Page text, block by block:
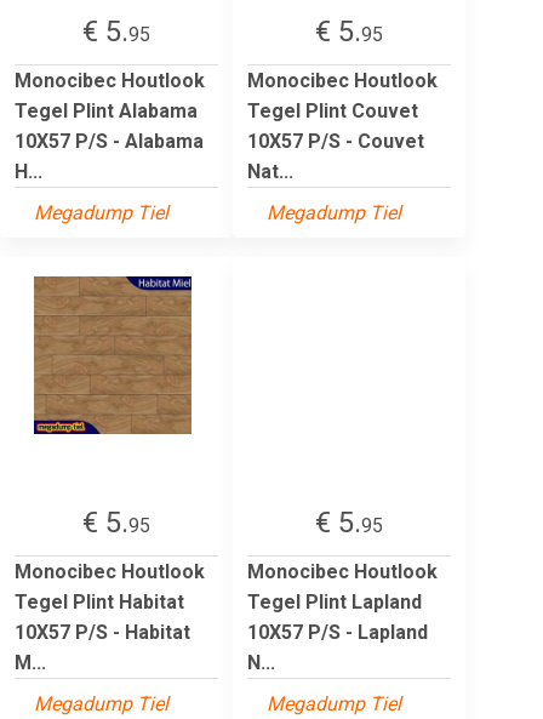
€ 5.95
Monocibec Houtlook
Tegel Plint Alabama
10X57 P/S - Alabama
H...
Megadump Tiel
€ 5.95
Monocibec Houtlook
Tegel Plint Couvet
10X57 P/S - Couvet
Nat...
Megadump Tiel
€ 5.95
Monocibec Houtlook
Tegel Plint Habitat
10X57 P/S - Habitat
M...
Megadump Tiel
€ 5.95
Monocibec Houtlook
Tegel Plint Lapland
10X57 P/S - Lapland
N...
Megadump Tiel